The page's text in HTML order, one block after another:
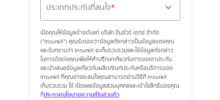
ประเภทประกันที่สนใจ
เมื่อคุณให้ข้อมูลข้างต้นแก่ บริษัท อินชัวร์ เอกซ์ จำกัด
("InsureX") คุณรับรองว่าข้อมูลดังกล่าวเป็นข้อมูลของคุณ
และรับทราบว่า InsureX จะเก็บรวบรวมและใช้ข้อมูลดังกล่าว
ในการติดต่อคุณเพื่อให้คำปรึกษาเกี่ยวกับการขอเอาประกัน
และนำเสนอข้อมูลเกี่ยวกับผลิตภัณฑ์ประกันหรือบริการของ
InsureX ที่คุณอาจจะสนใจคุณสามารถอ่านวิธีที่ InsureX
เก็บรวบรวม ใช้ เปิดเผยข้อมูลส่วนบุคคลและเข้าใจสิทธิของคุณ
ที่ประกาศนโยบายความเป็นส่วนตัว